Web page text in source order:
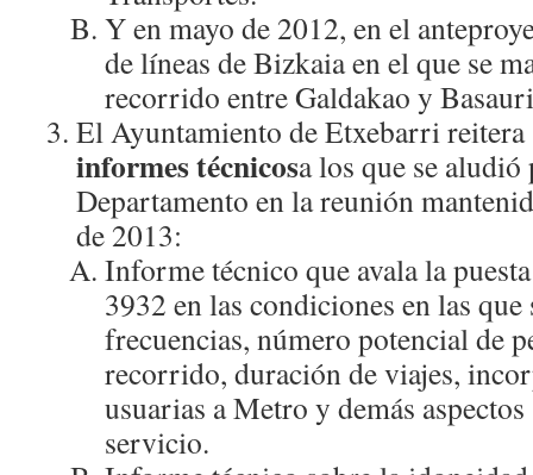
Y en mayo de 2012, en el
de líneas de Bizkaia en el que se
recorrido entre Galdakao y
El Ayuntamiento de Etxebarri
informes técnicosa los que se
Departamento en la reunión
de 2013:
Informe técnico que avala la
3932 en las condiciones en las que
frecuencias, número potencial de
recorrido, duración de viajes,
usuarias a Metro y demás
servicio.